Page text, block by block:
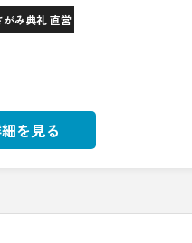
がみ典礼 直営
を見る